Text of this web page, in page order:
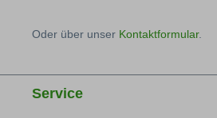
Oder über unser Kontaktformular.
Service